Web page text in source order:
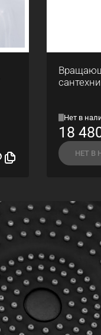
Нет в
18
НЕТ В